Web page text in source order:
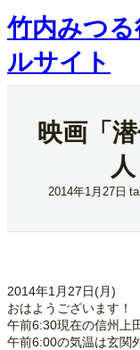
内
容
ス
キ
竹内みつ
ルサイト
映画「
2014年1月27日
2014年1月27日(月)
おはようございます！
午前6:30現在の信州上
午前6:00の気温は玄関